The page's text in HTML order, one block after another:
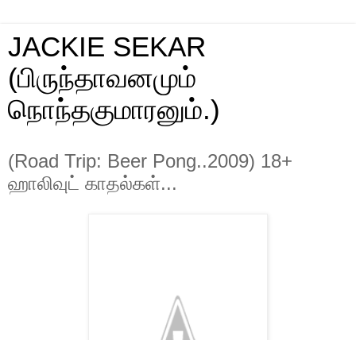
JACKIE SEKAR
(பிருந்தாவனமும்
நொந்தகுமாரனும்.)
(Road Trip: Beer Pong..2009) 18+
ஹாலிவுட் காதல்கள்...